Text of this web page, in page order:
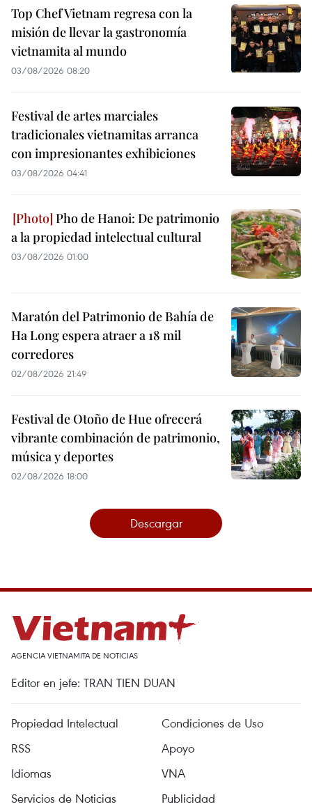
Top Chef Vietnam regresa con la
misión de llevar la gastronomía
vietnamita al mundo
03/08/2026 08:20
Festival de artes marciales
tradicionales vietnamitas arranca
con impresionantes exhibiciones
03/08/2026 04:41
Pho de Hanoi: De patrimonio
a la propiedad intelectual cultural
03/08/2026 01:00
Maratón del Patrimonio de Bahía de
Ha Long espera atraer a 18 mil
corredores
02/08/2026 21:49
Festival de Otoño de Hue ofrecerá
vibrante combinación de patrimonio,
música y deportes
02/08/2026 18:00
Descargar
AGENCIA VIETNAMITA DE NOTICIAS
Editor en jefe: TRAN TIEN DUAN
Propiedad Intelectual
Condiciones de Uso
RSS
Apoyo
Idiomas
VNA
Servicios de Noticias
Publicidad